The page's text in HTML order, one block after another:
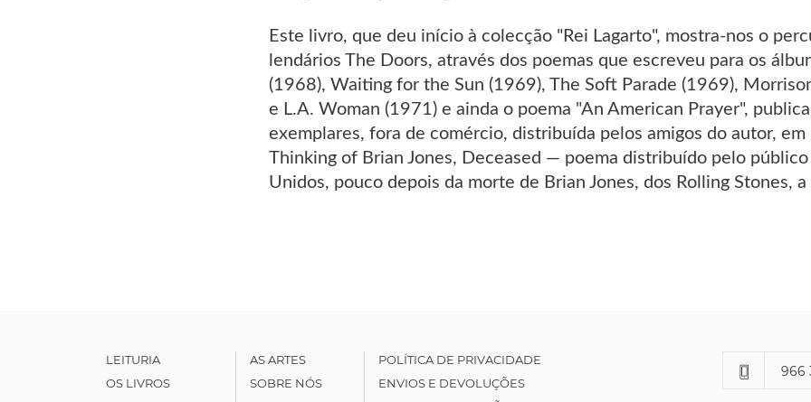
Este livro, que deu início à colecção "Rei Lagarto", mostra-nos o
lendários The Doors, através dos poemas que escreveu para os
(1968), Waiting for the Sun (1969), The Soft Parade (1969),
e L.A. Woman (1971) e ainda o poema "An American Prayer",
exemplares, fora de comércio, distribuída pelos amigos do autor,
Thinking of Brian Jones, Deceased — poema distribuído pelo
Unidos, pouco depois da morte de Brian Jones, dos Rolling Stones,
LEITURIA
OS LIVROS
AS ARTES
SOBRE NÓS
POLÍTICA DE PRIVACIDADE
ENVIOS E DEVOLUÇÕES
966